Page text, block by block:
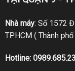
Nhà máy: Số 1572
TPHCM ( Thành
Hotline: